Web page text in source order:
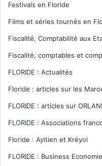
Festivals en Floride
Films et séries tournés en
Fiscalité, Comptabilité aux
Fiscalité, comptables et
FLORIDE : Actualités
Floride : articles sur les
FLORIDE : articles sur
FLORIDE : Associations
Floride : Ayitien et Kréyol
FLORIDE : Business